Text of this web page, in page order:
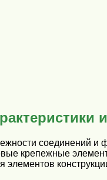
соединений и
крепежные
элементов